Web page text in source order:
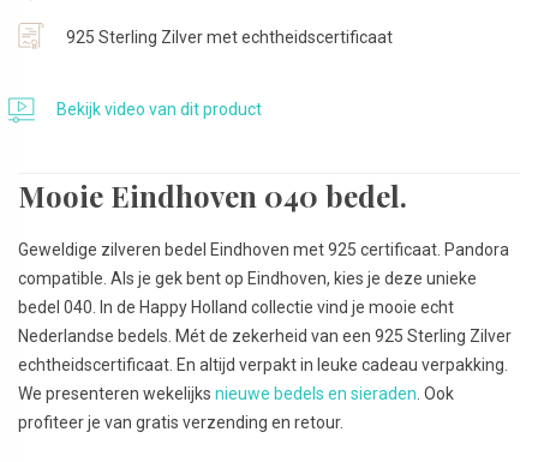
925 Sterling Zilver met echtheidscertificaat
Bekijk video van dit product
Mooie Eindhoven 040 bedel.
Geweldige zilveren bedel Eindhoven met 925 certificaat. Pandora
compatible. Als je gek bent op Eindhoven, kies je deze unieke
bedel 040. In de Happy Holland collectie vind je mooie echt
Nederlandse bedels. Mét de zekerheid van een 925 Sterling Zilver
echtheidscertificaat. En altijd verpakt in leuke cadeau verpakking.
We presenteren wekelijks nieuwe bedels en sieraden . Ook
profiteer je van gratis verzending en retour.